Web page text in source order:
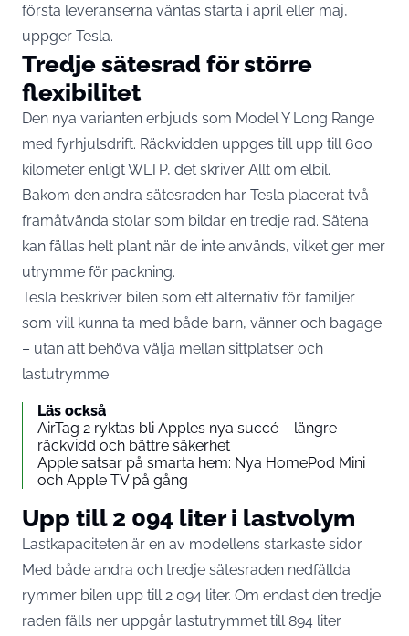
första leveranserna väntas starta i april eller maj,
uppger Tesla.
Tredje sätesrad för större
flexibilitet
Den nya varianten erbjuds som Model Y Long Range
med fyrhjulsdrift. Räckvidden uppges till upp till 600
kilometer enligt WLTP, det skriver Allt om elbil.
Bakom den andra sätesraden har Tesla placerat två
framåtvända stolar som bildar en tredje rad. Sätena
kan fällas helt plant när de inte används, vilket ger mer
utrymme för packning.
Tesla beskriver bilen som ett alternativ för familjer
som vill kunna ta med både barn, vänner och bagage
– utan att behöva välja mellan sittplatser och
lastutrymme.
Läs också
AirTag 2 ryktas bli Apples nya succé – längre
räckvidd och bättre säkerhet
Apple satsar på smarta hem: Nya HomePod Mini
och Apple TV på gång
Upp till 2 094 liter i lastvolym
Lastkapaciteten är en av modellens starkaste sidor.
Med både andra och tredje sätesraden nedfällda
rymmer bilen upp till 2 094 liter. Om endast den tredje
raden fälls ner uppgår lastutrymmet till 894 liter.